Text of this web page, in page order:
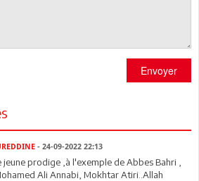
Envoyer
- 24-09-2022 22:13
prodige ,à l'exemple de Abbes Bahri ,
Ali Annabi, Mokhtar Atiri..Allah